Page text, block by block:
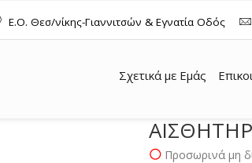
Ε.Ο. Θεσ/νίκης-Γιαννιτσών & Εγνατία Οδός
Σχετικά με Εμάς
Προσωρινά μη